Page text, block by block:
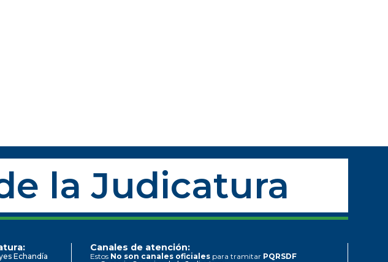
la Judicatura
Echandía
Canales de atención:
Estos No son canales oficiales para tramitar PQRSDF